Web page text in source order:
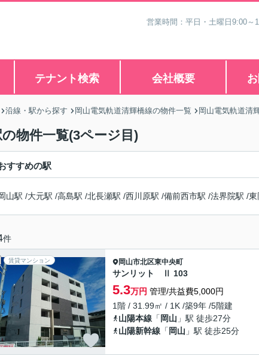
営業時間：平日・土曜日9:00
テナント検索 会社概要
沿線・駅から探す 岡山電気軌道清輝橋線の物件一覧 岡山電気軌道清
物件一覧(3ページ目)
すすめの駅
山駅 /大元駅 /高島駅 /北長瀬駅 /西川原駅 /備前西市駅 /法界院駅 /東
件
賃貸マンション 岡山市北区東中央町
サンリット Ⅱ 103
5.3万円 管理/共益費5,000円
1階 / 31.99㎡ / 1K /築9年 /5階建
山陽本線 「 岡山 」駅 徒歩27分
山陽新幹線 「 岡山 」駅 徒歩25分